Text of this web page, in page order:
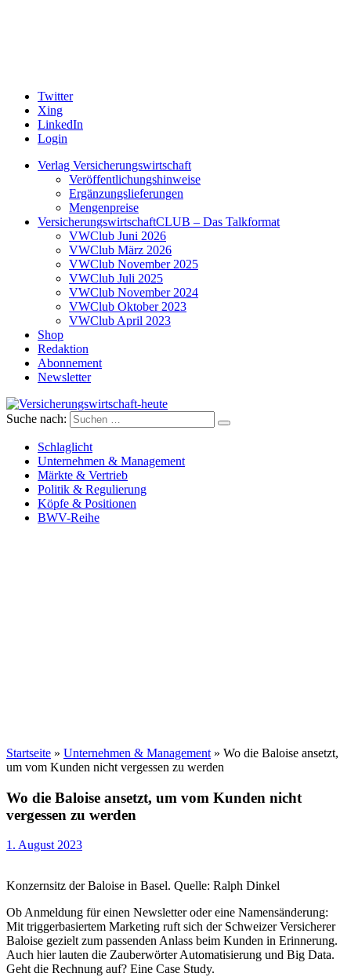
Twitter
Xing
LinkedIn
Login
Verlag Versicherungswirtschaft
Veröffentlichungshinweise
Ergänzungslieferungen
Mengenpreise
VersicherungswirtschaftCLUB – Das Talkformat
VWClub Juni 2026
VWClub März 2026
VWClub November 2025
VWClub Juli 2025
VWClub November 2024
VWClub Oktober 2023
VWClub April 2023
Shop
Redaktion
Abonnement
Newsletter
Versicherungswirtschaft-heute
Suche nach:
Schlaglicht
Unternehmen & Management
Märkte & Vertrieb
Politik & Regulierung
Köpfe & Positionen
BWV-Reihe
Startseite » Unternehmen & Management » Wo die Baloise ansetzt,
um vom Kunden nicht vergessen zu werden
Wo die Baloise ansetzt, um vom Kunden nicht
vergessen zu werden
1. August 2023
Konzernsitz der Baloise in Basel. Quelle: Ralph Dinkel
Ob Anmeldung für einen Newsletter oder eine Namensänderung:
Mit triggerbasiertem Marketing ruft sich der Schweizer Versicherer
Baloise gezielt zum passenden Anlass beim Kunden in Erinnerung.
Auch hier lauten die Zauberwörter Automatisierung und Big Data.
Geht die Rechnung auf? Eine Case Study.